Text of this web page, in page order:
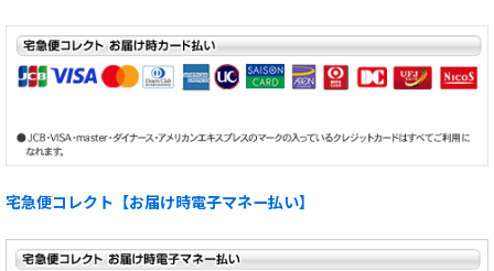
宅急便コレクト【お届け時電子マネー払い】